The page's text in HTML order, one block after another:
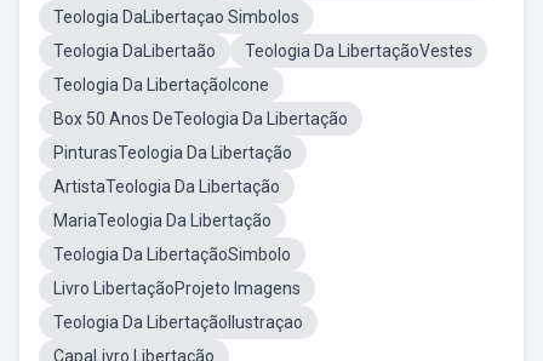
Teologia DaLibertaçao Simbolos
Teologia DaLibertaão
Teologia Da LibertaçãoVestes
Teologia Da LibertaçãoIcone
Box 50 Anos DeTeologia Da Libertação
PinturasTeologia Da Libertação
ArtistaTeologia Da Libertação
MariaTeologia Da Libertação
Teologia Da LibertaçãoSimbolo
Livro LibertaçãoProjeto Imagens
Teologia Da LibertaçãoIlustraçao
CapaLivro Libertação